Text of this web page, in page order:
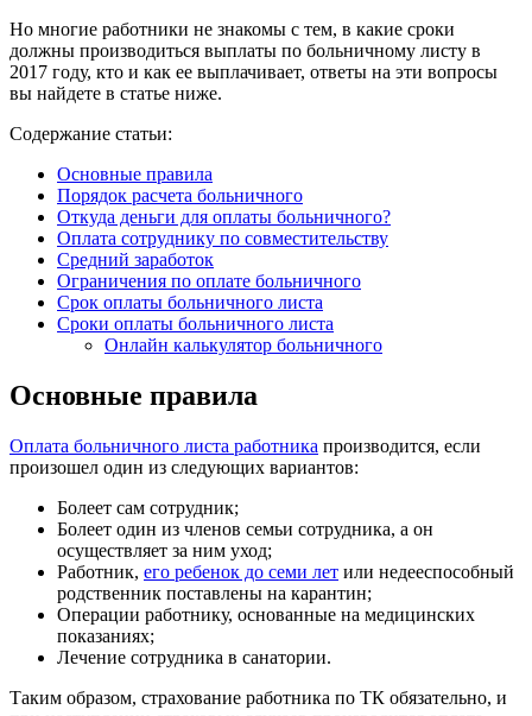
Но многие работники не знакомы с тем, в какие сроки
должны производиться выплаты по больничному листу в
2017 году, кто и как ее выплачивает, ответы на эти вопросы
вы найдете в статье ниже.
Содержание статьи:
Основные правила
Порядок расчета больничного
Откуда деньги для оплаты больничного?
Оплата сотруднику по совместительству
Средний заработок
Ограничения по оплате больничного
Срок оплаты больничного листа
Сроки оплаты больничного листа
Онлайн калькулятор больничного
Основные правила
Оплата больничного листа работника производится, если
произошел один из следующих вариантов:
Болеет сам сотрудник;
Болеет один из членов семьи сотрудника, а он
осуществляет за ним уход;
Работник, его ребенок до семи лет или недееспособный
родственник поставлены на карантин;
Операции работнику, основанные на медицинских
показаниях;
Лечение сотрудника в санатории.
Таким образом, страхование работника по ТК обязательно, и